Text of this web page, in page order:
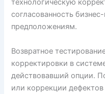
технологическую
согласованность
предположениям.
Возвратное
корректировки в
действовавший опции.
или коррекции